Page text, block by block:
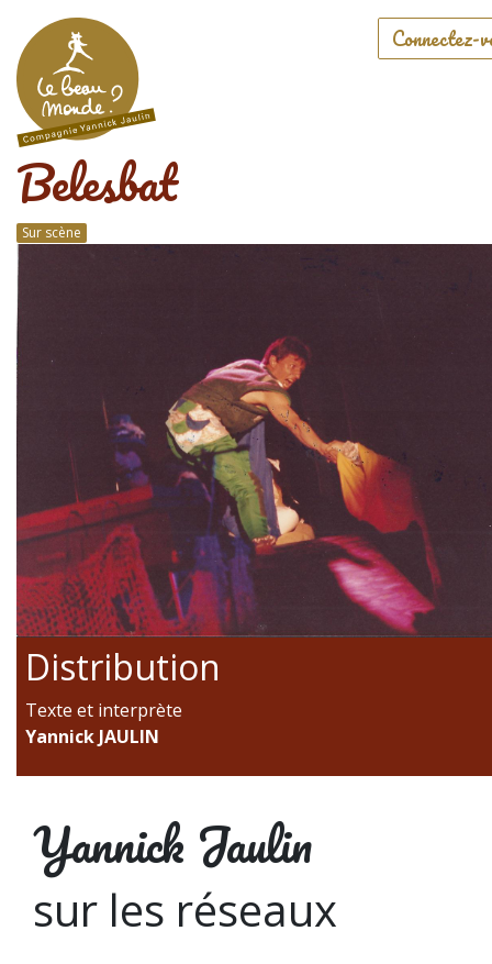
Connectez-
Belesbat
Sur scène
Distribution
Texte et interprète
Yannick JAULIN
Yannick Jaulin
sur les réseaux